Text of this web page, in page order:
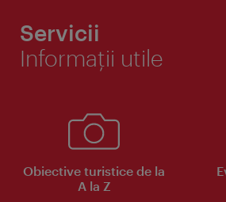
Servicii
Informaţii utile
Obiective turistice de la
A la Z